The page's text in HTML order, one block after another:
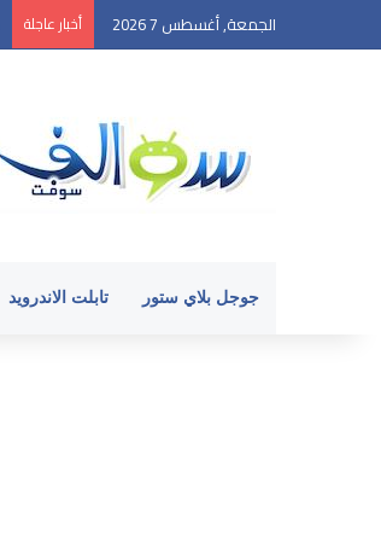
الجمعة, أغسطس 7 2026 أخبار عاجلة
جوجل بلاي ستور تابلت الاندرويد